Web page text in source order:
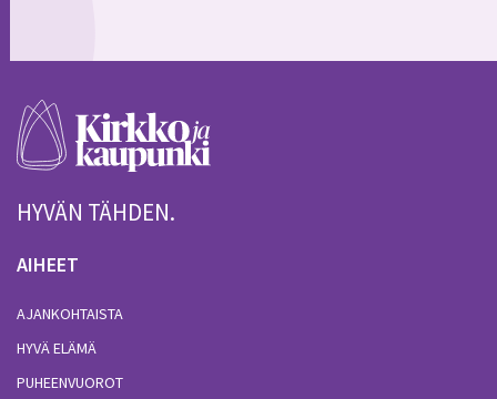
HYVÄN TÄHDEN.
AIHEET
AJANKOHTAISTA
HYVÄ ELÄMÄ
PUHEENVUOROT